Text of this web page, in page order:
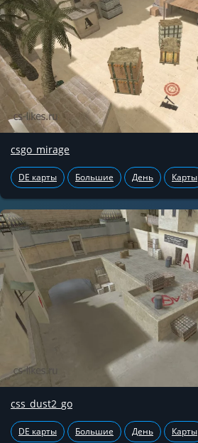
csgo_mirage
DE карты Большие День Карты
css_dust2_go
DE карты Большие День Карты